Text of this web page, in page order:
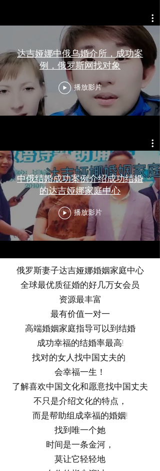
达吉娅娜中俄乌婚介所，成功案
例，俄罗斯网找对象
播放影片
中俄结婚成功案例介绍成功结婚
的达吉娅娜家庭中心
播放影片
俄罗斯妻子达吉娅娜婚姻家庭中心
全球最优质征婚的好几万女会员
资源最丰富
最有价值一对一
高端婚姻家庭指导可以到结婚
成功幸福的结婚率最高!
找对的女人找中国丈夫的
会幸福一生！
了解喜欢中国文化和愿意找中国丈夫
不只是介绍文化的特点，
而是帮助组成幸福的婚姻!
找到唯一个她
时间是一条金河，
莫让它轻轻地